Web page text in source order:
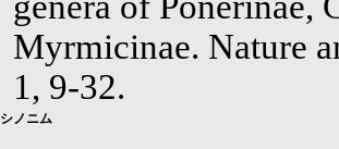
Myrmicinae. Nature
1, 9-32.
シノニム